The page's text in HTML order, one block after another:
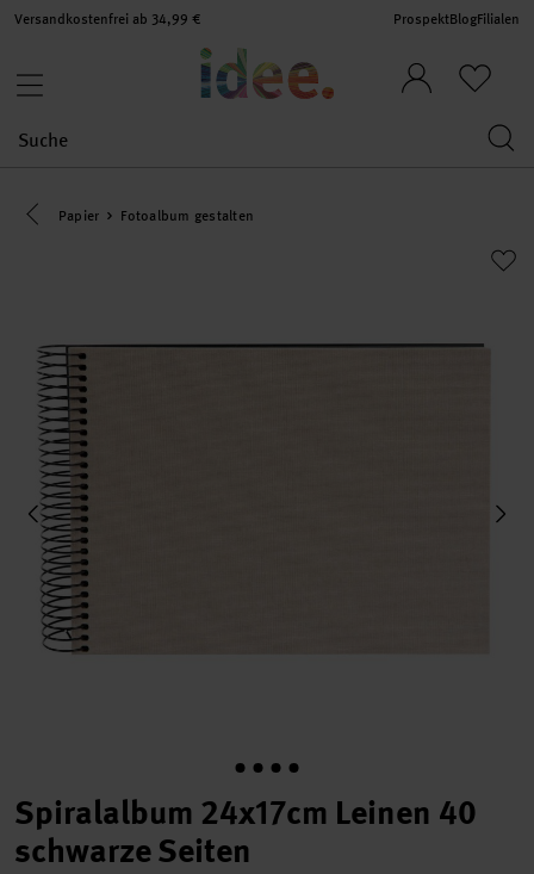
Versandkostenfrei ab 34,99 € ProspektBlogFilialen
Eine Kategorie zurück navigieren
Papier Fotoalbum gestalten
Spiralalbum 24x17cm Leinen 40
schwarze Seiten